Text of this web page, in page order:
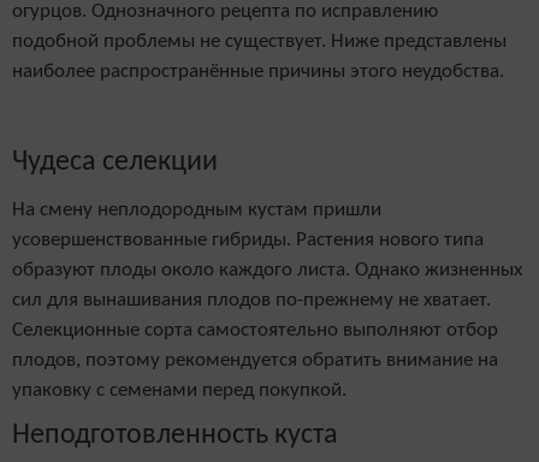
огурцов. Однозначного рецепта по исправлению
подобной проблемы не существует. Ниже представлены
наиболее распространённые причины этого неудобства.
Чудеса селекции
На смену неплодородным кустам пришли
усовершенствованные гибриды. Растения нового типа
образуют плоды около каждого листа. Однако жизненных
сил для вынашивания плодов по-прежнему не хватает.
Селекционные сорта самостоятельно выполняют отбор
плодов, поэтому рекомендуется обратить внимание на
упаковку с семенами перед покупкой.
Неподготовленность куста